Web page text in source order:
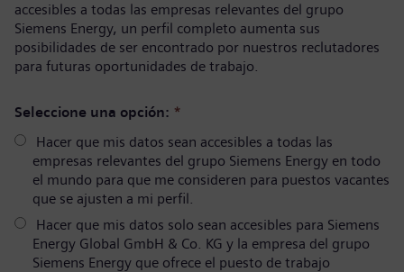
accesibles a todas las empresas relevantes del grupo
Siemens Energy, un perfil completo aumenta sus
posibilidades de ser encontrado por nuestros reclutadores
para futuras oportunidades de trabajo.
Seleccione una opción: *
Hacer que mis datos sean accesibles a todas las
empresas relevantes del grupo Siemens Energy en todo
el mundo para que me consideren para puestos vacantes
que se ajusten a mi perfil.
Hacer que mis datos solo sean accesibles para Siemens
Energy Global GmbH & Co. KG y la empresa del grupo
Siemens Energy que ofrece el puesto de trabajo